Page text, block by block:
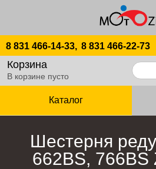
8 831 466-14-33, 8 831 466-22-73
Корзина
В корзине пусто
Каталог
Шестерня
662BS, 766BS